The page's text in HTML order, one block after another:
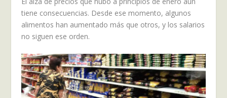
tiene consecuencias. Desde ese momento, algunos
alimentos han aumentado más que otros, y los salarios
no siguen ese orden.